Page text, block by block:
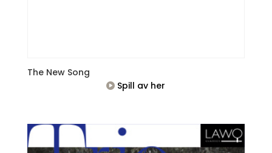
The New Song
Spill av her